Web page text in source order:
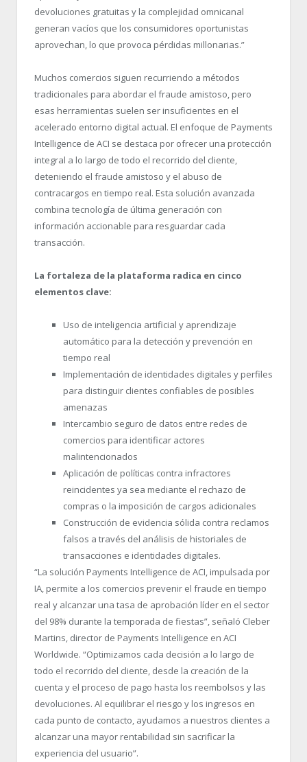
devoluciones gratuitas y la complejidad omnicanal
generan vacíos que los consumidores oportunistas
aprovechan, lo que provoca pérdidas millonarias.”
Muchos comercios siguen recurriendo a métodos
tradicionales para abordar el fraude amistoso, pero
esas herramientas suelen ser insuficientes en el
acelerado entorno digital actual. El enfoque de Payments
Intelligence de ACI se destaca por ofrecer una protección
integral a lo largo de todo el recorrido del cliente,
deteniendo el fraude amistoso y el abuso de
contracargos en tiempo real. Esta solución avanzada
combina tecnología de última generación con
información accionable para resguardar cada
transacción.
La fortaleza de la plataforma radica en cinco
elementos clave:
Uso de inteligencia artificial y aprendizaje
automático para la detección y prevención en
tiempo real
Implementación de identidades digitales y perfiles
para distinguir clientes confiables de posibles
amenazas
Intercambio seguro de datos entre redes de
comercios para identificar actores
malintencionados
Aplicación de políticas contra infractores
reincidentes ya sea mediante el rechazo de
compras o la imposición de cargos adicionales
Construcción de evidencia sólida contra reclamos
falsos a través del análisis de historiales de
transacciones e identidades digitales.
“La solución Payments Intelligence de ACI, impulsada por
IA, permite a los comercios prevenir el fraude en tiempo
real y alcanzar una tasa de aprobación líder en el sector
del 98% durante la temporada de fiestas”, señaló Cleber
Martins, director de Payments Intelligence en ACI
Worldwide. “Optimizamos cada decisión a lo largo de
todo el recorrido del cliente, desde la creación de la
cuenta y el proceso de pago hasta los reembolsos y las
devoluciones. Al equilibrar el riesgo y los ingresos en
cada punto de contacto, ayudamos a nuestros clientes a
alcanzar una mayor rentabilidad sin sacrificar la
experiencia del usuario”.